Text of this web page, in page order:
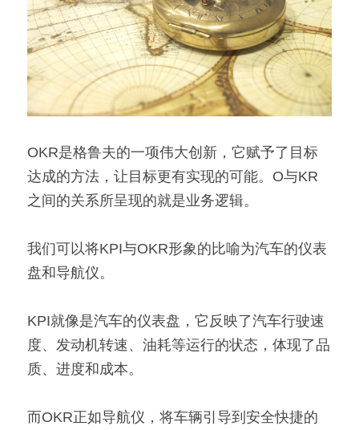
OKR是格鲁夫的一项伟大创新，它赋予了目标
达成的方法，让目标更有实现的可能。O与KR
之间的关系所呈现的就是业务逻辑。
我们可以将KPI与OKR形象的比喻为汽车的仪表
盘和导航仪。
KPI就像是汽车的仪表盘，它反映了汽车行驶速
度、发动机转速、油耗等运行的状态，体现了品
质、进度和成本。
而OKR正如导航仪，将车辆引导到安全快捷的